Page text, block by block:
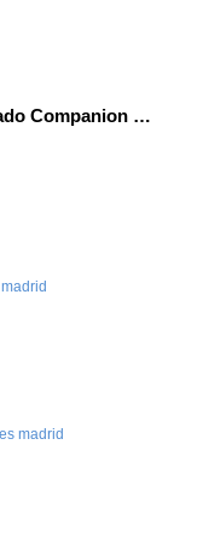
Acto cierre APS El Prado Companion - Galería de imágenes
madrid